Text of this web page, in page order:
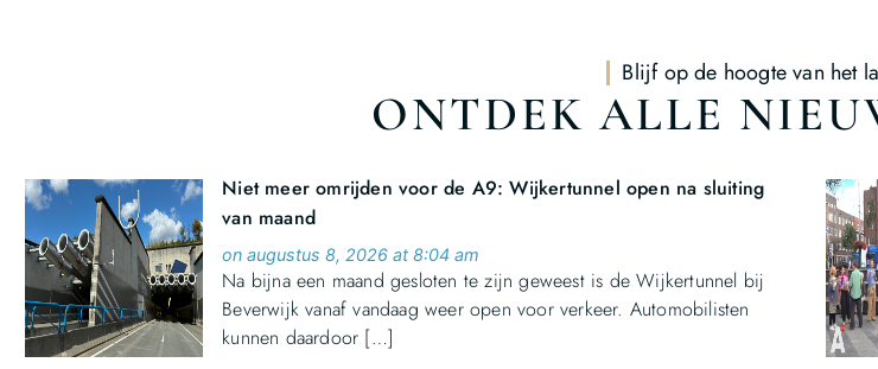
Blijf op de hoogte van het
ONTDEK ALLE
Niet meer omrijden voor de A9: Wijkertunnel open na sluiting
van maand
on augustus 8, 2026 at 8:04 am
Na bijna een maand gesloten te zijn geweest is de Wijkertunnel bij
Beverwijk vanaf vandaag weer open voor verkeer. Automobilisten
kunnen daardoor […]